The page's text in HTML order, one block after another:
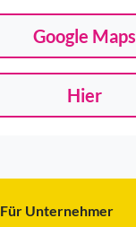
Google Maps
Hier
Für Unternehmer